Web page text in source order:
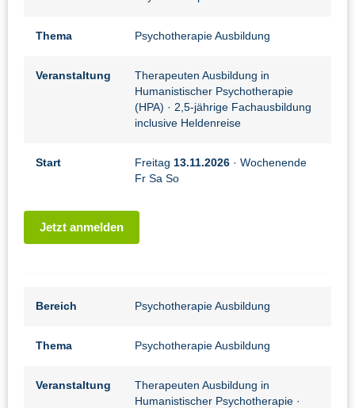
Thema Psychotherapie Ausbildung
Veranstaltung
Therapeuten Ausbildung in
Humanistischer Psychotherapie
(HPA) · 2,5-jährige Fachausbildung
inclusive Heldenreise
Start Freitag 13.11.2026 · Wochenende
Fr Sa So
Jetzt anmelden
Bereich Psychotherapie Ausbildung
Thema Psychotherapie Ausbildung
Veranstaltung
Therapeuten Ausbildung in
Humanistischer Psychotherapie ·